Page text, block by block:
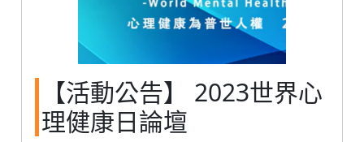
【活動公告】 2023世界心
理健康日論壇